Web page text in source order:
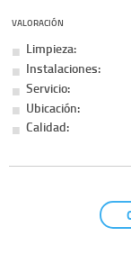
VALORACIÓN
Limpieza:
Instalaciones:
Servicio:
Ubicación:
Calidad: